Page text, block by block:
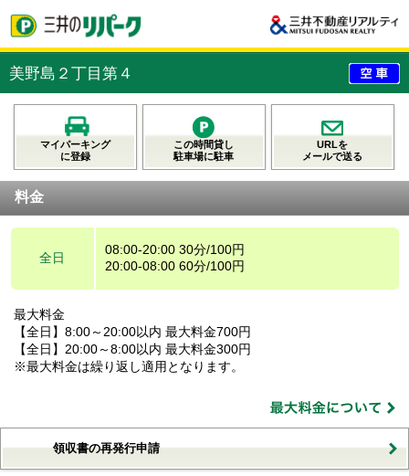
美野島２丁目第４
マイパーキング
に登録
この時間貸し
駐車場に駐車
URLを
メールで送る
料金
全日
08:00-20:00 30分/100円
20:00-08:00 60分/100円
最大料金
【全日】8:00～20:00以内 最大料金700円
【全日】20:00～8:00以内 最大料金300円
※最大料金は繰り返し適用となります。
領収書の再発行申請